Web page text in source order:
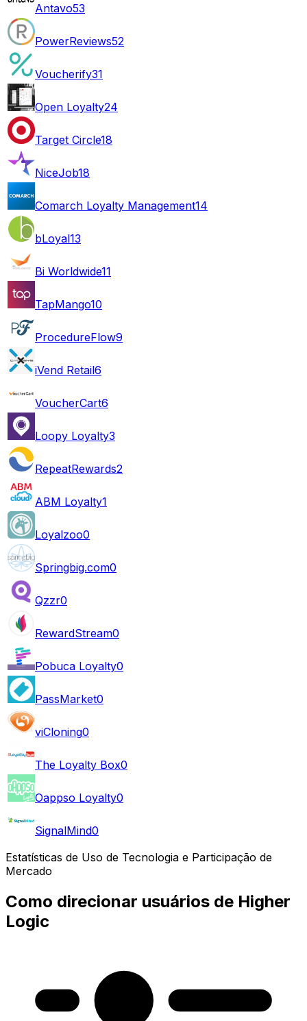
Antavo53
PowerReviews52
Voucherify31
Open Loyalty24
Target Circle18
NiceJob18
Comarch Loyalty Management14
bLoyal13
Bi Worldwide11
TapMango10
ProcedureFlow9
iVend Retail6
VoucherCart6
Loopy Loyalty3
RepeatRewards2
ABM Loyalty1
Loyalzoo0
Springbig.com0
Qzzr0
RewardStream0
Pobuca Loyalty0
PassMarket0
viCloning0
The Loyalty Box0
Oappso Loyalty0
SignalMind0
Estatísticas de Uso de Tecnologia e Participação de
Mercado
Como direcionar usuários de Higher
Logic